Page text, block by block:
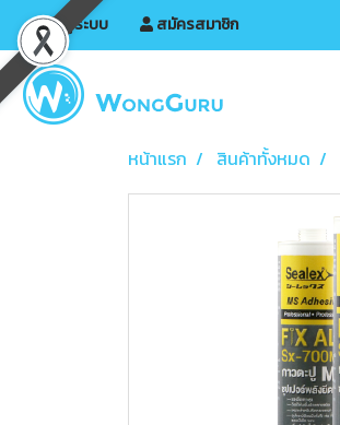
เข้าสู่ระบบ สมัครสมาชิก
หน้าแรก สินค้าทั้งหมด